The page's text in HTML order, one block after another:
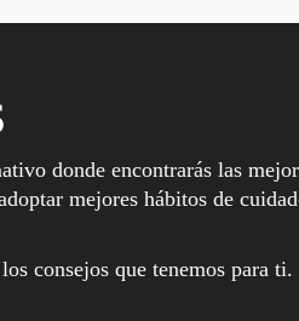
donde encontrarás las
mejores hábitos de
consejos que tenemos para ti.